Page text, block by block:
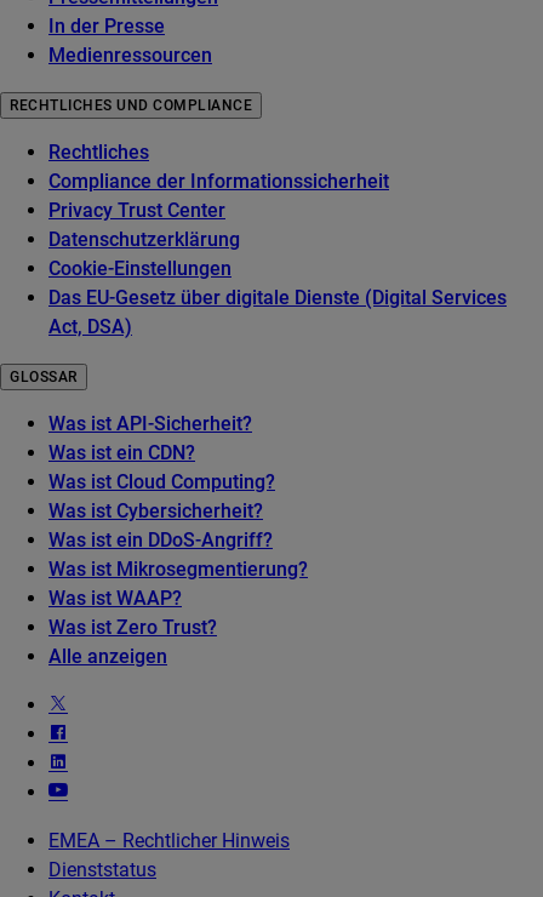
In der Presse
Medienressourcen
RECHTLICHES UND COMPLIANCE
Rechtliches
Compliance der Informationssicherheit
Privacy Trust Center
Datenschutzerklärung
Cookie-Einstellungen
Das EU-Gesetz über digitale Dienste (Digital Services
Act, DSA)
GLOSSAR
Was ist API-Sicherheit?
Was ist ein CDN?
Was ist Cloud Computing?
Was ist Cybersicherheit?
Was ist ein DDoS-Angriff?
Was ist Mikrosegmentierung?
Was ist WAAP?
Was ist Zero Trust?
Alle anzeigen
EMEA – Rechtlicher Hinweis
Dienststatus